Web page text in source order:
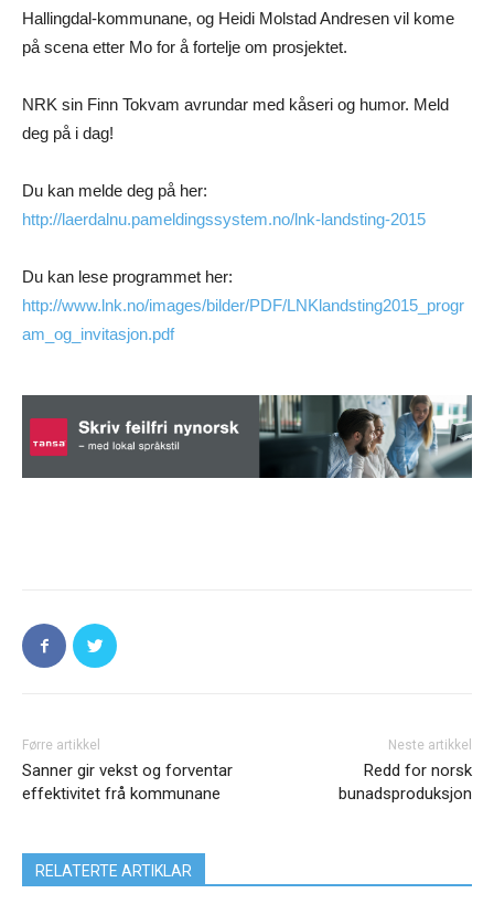
Hallingdal-kommunane, og Heidi Molstad Andresen vil kome
på scena etter Mo for å fortelje om prosjektet.
NRK sin Finn Tokvam avrundar med kåseri og humor. Meld
deg på i dag!
Du kan melde deg på her:
http://laerdalnu.pameldingssystem.no/lnk-landsting-2015
Du kan lese programmet her:
http://www.lnk.no/images/bilder/PDF/LNKlandsting2015_progr
am_og_invitasjon.pdf
Førre artikkel
Sanner gir vekst og forventar
effektivitet frå kommunane
Neste artikkel
Redd for norsk
bunadsproduksjon
RELATERTE ARTIKLAR